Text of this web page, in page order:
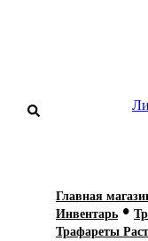
Главная
Инвентарь •
Трафареты